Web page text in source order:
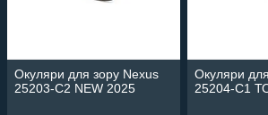
Окуляри для зору Nexus
25203-C2 NEW 2025
Окуляри
25204-C1